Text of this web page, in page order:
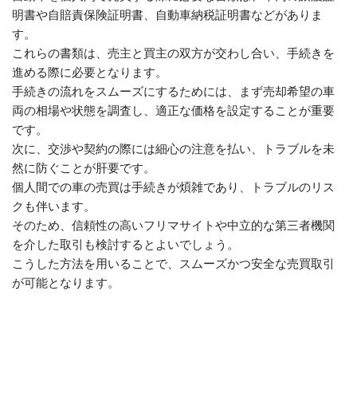
明書や自賠責保険証明書、自動車納税証明書などがありま
す。
これらの書類は、売主と買主の双方が交わし合い、手続きを
進める際に必要となります。
手続きの流れをスムーズにするためには、まず売却希望の車
両の相場や状態を調査し、適正な価格を設定することが重要
です。
次に、交渉や契約の際には細心の注意を払い、トラブルを未
然に防ぐことが肝要です。
個人間での車の売買は手続きが煩雑であり、トラブルのリス
クも伴います。
そのため、信頼性の高いフリマサイトや中立的な第三者機関
を介した取引も検討するとよいでしょう。
こうした方法を用いることで、スムーズかつ安全な売買取引
が可能となります。